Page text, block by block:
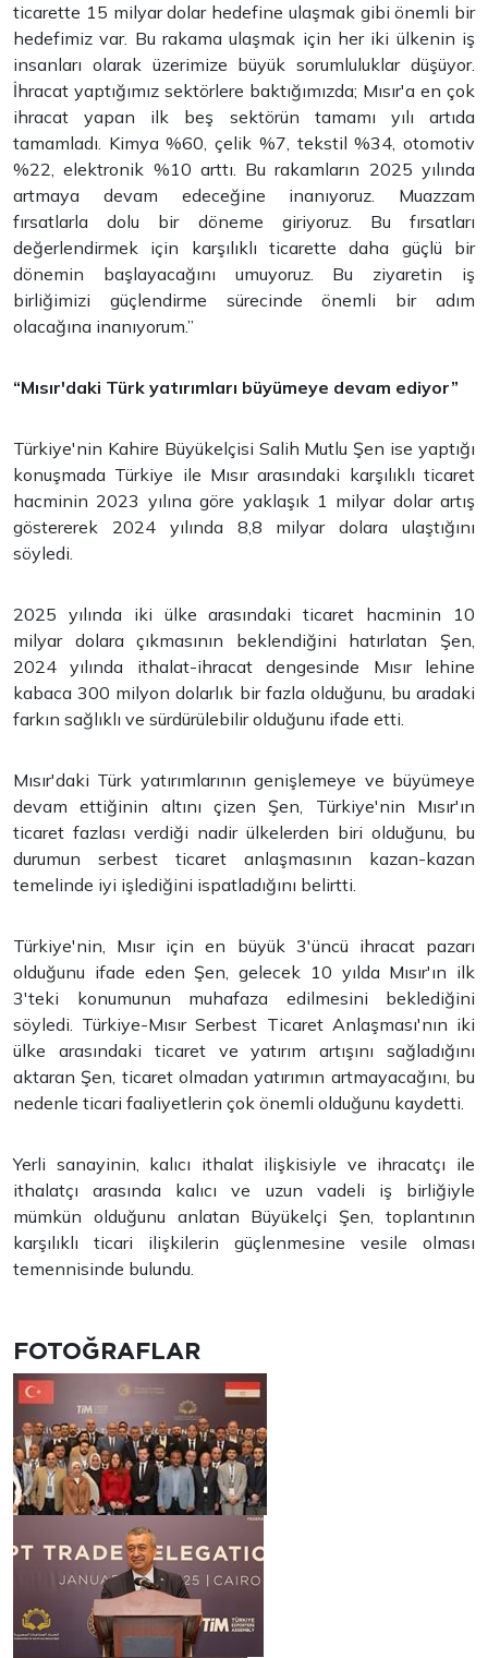
ticarette 15 milyar dolar hedefine ulaşmak gibi önemli bir
hedefimiz var. Bu rakama ulaşmak için her iki ülkenin iş
insanları olarak üzerimize büyük sorumluluklar düşüyor.
İhracat yaptığımız sektörlere baktığımızda; Mısır'a en çok
ihracat yapan ilk beş sektörün tamamı yılı artıda
tamamladı. Kimya %60, çelik %7, tekstil %34, otomotiv
%22, elektronik %10 arttı. Bu rakamların 2025 yılında
artmaya devam edeceğine inanıyoruz. Muazzam
fırsatlarla dolu bir döneme giriyoruz. Bu fırsatları
değerlendirmek için karşılıklı ticarette daha güçlü bir
dönemin başlayacağını umuyoruz. Bu ziyaretin iş
birliğimizi güçlendirme sürecinde önemli bir adım
olacağına inanıyorum.”
“Mısır'daki Türk yatırımları büyümeye devam ediyor”
Türkiye'nin Kahire Büyükelçisi Salih Mutlu Şen ise yaptığı
konuşmada Türkiye ile Mısır arasındaki karşılıklı ticaret
hacminin 2023 yılına göre yaklaşık 1 milyar dolar artış
göstererek 2024 yılında 8,8 milyar dolara ulaştığını
söyledi.
2025 yılında iki ülke arasındaki ticaret hacminin 10
milyar dolara çıkmasının beklendiğini hatırlatan Şen,
2024 yılında ithalat-ihracat dengesinde Mısır lehine
kabaca 300 milyon dolarlık bir fazla olduğunu, bu aradaki
farkın sağlıklı ve sürdürülebilir olduğunu ifade etti.
Mısır'daki Türk yatırımlarının genişlemeye ve büyümeye
devam ettiğinin altını çizen Şen, Türkiye'nin Mısır'ın
ticaret fazlası verdiği nadir ülkelerden biri olduğunu, bu
durumun serbest ticaret anlaşmasının kazan-kazan
temelinde iyi işlediğini ispatladığını belirtti.
Türkiye'nin, Mısır için en büyük 3'üncü ihracat pazarı
olduğunu ifade eden Şen, gelecek 10 yılda Mısır'ın ilk
3'teki konumunun muhafaza edilmesini beklediğini
söyledi. Türkiye-Mısır Serbest Ticaret Anlaşması'nın iki
ülke arasındaki ticaret ve yatırım artışını sağladığını
aktaran Şen, ticaret olmadan yatırımın artmayacağını, bu
nedenle ticari faaliyetlerin çok önemli olduğunu kaydetti.
Yerli sanayinin, kalıcı ithalat ilişkisiyle ve ihracatçı ile
ithalatçı arasında kalıcı ve uzun vadeli iş birliğiyle
mümkün olduğunu anlatan Büyükelçi Şen, toplantının
karşılıklı ticari ilişkilerin güçlenmesine vesile olması
temennisinde bulundu.
FOTOĞRAFLAR